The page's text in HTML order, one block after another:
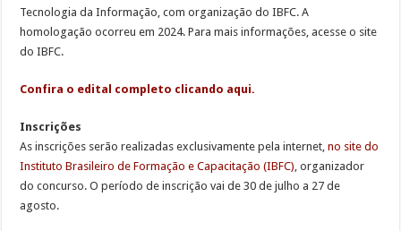
Tecnologia da Informação, com organização do IBFC. A
homologação ocorreu em 2024. Para mais informações, acesse o site
do IBFC.
Confira o edital completo clicando aqui.
Inscrições
As inscrições serão realizadas exclusivamente pela internet,no site do
Instituto Brasileiro de Formação e Capacitação (IBFC) , organizador
do concurso. O período de inscrição vai de 30 de julho a 27 de
agosto.